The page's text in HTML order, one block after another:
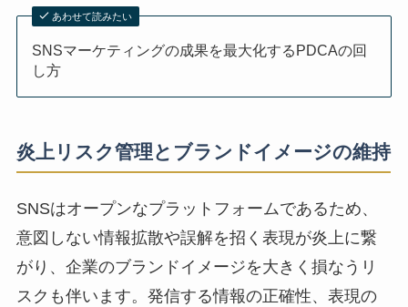
あわせて読みたい
SNSマーケティングの成果を最大化するPDCAの回
し方
炎上リスク管理とブランドイメージの維持
SNSはオープンなプラットフォームであるため、
意図しない情報拡散や誤解を招く表現が炎上に繋
がり、企業のブランドイメージを大きく損なうリ
スクも伴います。発信する情報の正確性、表現の